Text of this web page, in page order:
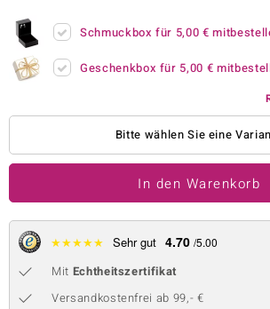
BY DE MELO
Collection
Schmuckbox für 5,00 €
Geschenkbox für 5,00 €
Bitte wählen Sie eine
In den Warenkorb
★★★★★ Sehr gut 4.70 /5.00
Mit Echtheitszertifikat
Versandkostenfrei ab 99,- €